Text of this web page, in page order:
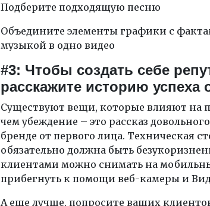
Подберите подходящую песню
Объедините элементы графики с
музыкой в одно видео
#3: Чтобы создать себе
расскажите историю успеха
Существуют вещи, которые влияют на
чем убеждение – это рассказ
бренде от первого лица. Техническая
обязательно должна быть
клиентами можно снимать на
прибегнуть к помощи веб-камеры и
А еще лучше, попросите ваших